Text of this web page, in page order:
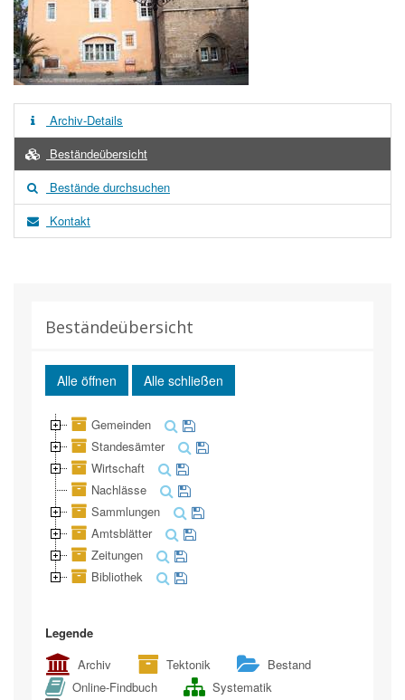
Archiv-Details
Beständeübersicht
Bestände durchsuchen
Kontakt
Beständeübersicht
Alle öffnen Alle schließen
Gemeinden
Standesämter
Wirtschaft
Nachlässe
Sammlungen
Amtsblätter
Zeitungen
Bibliothek
Legende
Archiv
Tektonik
Bestand
Online-Findbuch
Systematik